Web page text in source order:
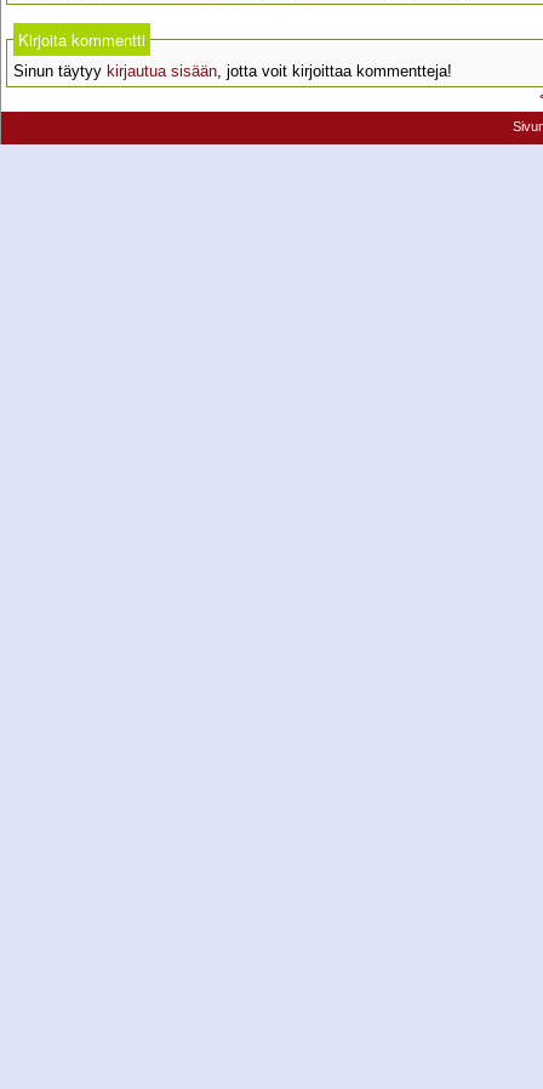
Kirjoita kommentti
Sinun täytyy kirjautua sisään, jotta voit kirjoittaa kommentteja!